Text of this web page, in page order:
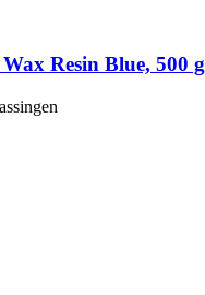
Resin Blue, 500 g